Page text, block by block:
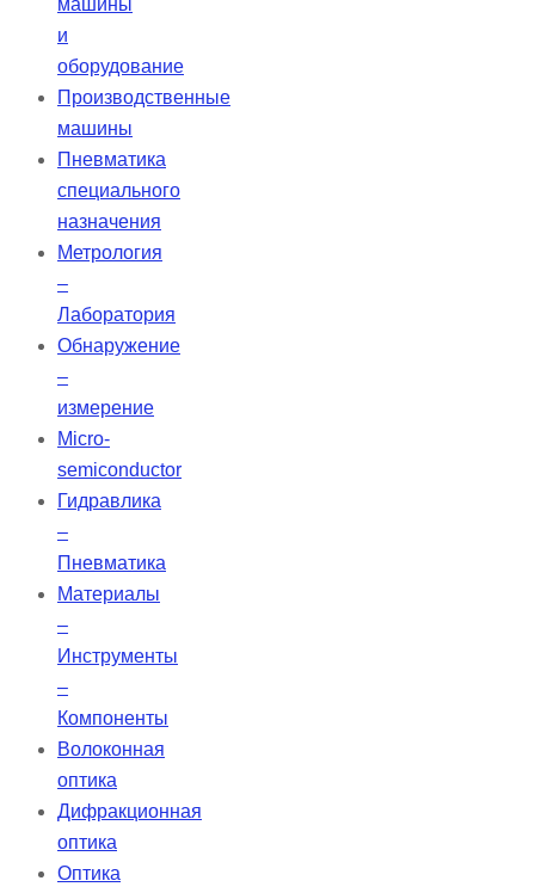
машины
и
оборудование
Производственные
машины
Пневматика
специального
назначения
Метрология
–
Лаборатория
Обнаружение
–
измерение
Micro-
semiconductor
Гидравлика
–
Пневматика
Материалы
–
Инструменты
–
Компоненты
Волоконная
оптика
Дифракционная
оптика
Оптика